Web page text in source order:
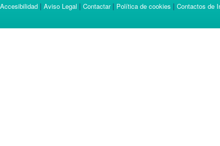
Accesibilidad | Aviso Legal | Contactar| Política de cookies | Contactos de